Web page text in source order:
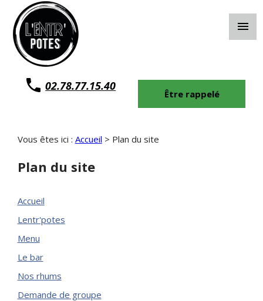
menu
02.78.77.15.40
Être rappelé
Vous êtes ici : Accueil > Plan du site
Plan du site
Accueil
Lentr'potes
Menu
Le bar
Nos rhums
Demande de groupe
Panneau de gestion des cookies